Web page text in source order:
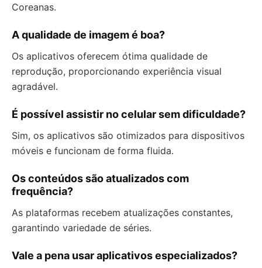
Coreanas.
A qualidade de imagem é boa?
Os aplicativos oferecem ótima qualidade de
reprodução, proporcionando experiência visual
agradável.
É possível assistir no celular sem dificuldade?
Sim, os aplicativos são otimizados para dispositivos
móveis e funcionam de forma fluida.
Os conteúdos são atualizados com
frequência?
As plataformas recebem atualizações constantes,
garantindo variedade de séries.
Vale a pena usar aplicativos especializados?